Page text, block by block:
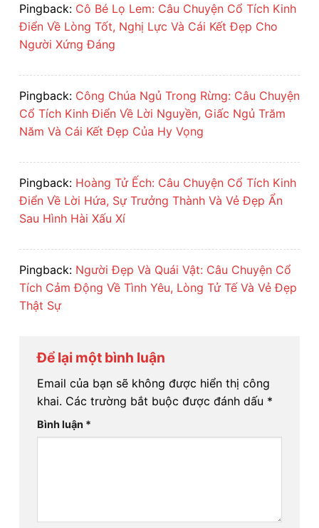
Pingback: Cô Bé Lọ Lem: Câu Chuyện Cổ Tích Kinh
Điển Về Lòng Tốt, Nghị Lực Và Cái Kết Đẹp Cho
Người Xứng Đáng
Pingback: Công Chúa Ngủ Trong Rừng: Câu Chuyện
Cổ Tích Kinh Điển Về Lời Nguyền, Giấc Ngủ Trăm
Năm Và Cái Kết Đẹp Của Hy Vọng
Pingback: Hoàng Tử Ếch: Câu Chuyện Cổ Tích Kinh
Điển Về Lời Hứa, Sự Trưởng Thành Và Vẻ Đẹp Ẩn
Sau Hình Hài Xấu Xí
Pingback: Người Đẹp Và Quái Vật: Câu Chuyện Cổ
Tích Cảm Động Về Tình Yêu, Lòng Tử Tế Và Vẻ Đẹp
Thật Sự
Để lại một bình luận
Email của bạn sẽ không được hiển thị công
khai. Các trường bắt buộc được đánh dấu *
Bình luận *